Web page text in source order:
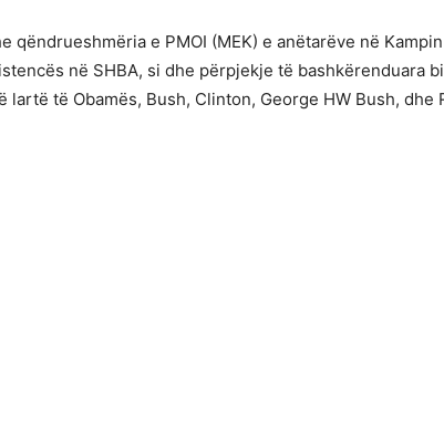
e PMOI (MEK) e anëtarëve në
në SHBA, si dhe përpjekje të bashkërenduara
të Obamës, Bush, Clinton, George HW Bush, dhe